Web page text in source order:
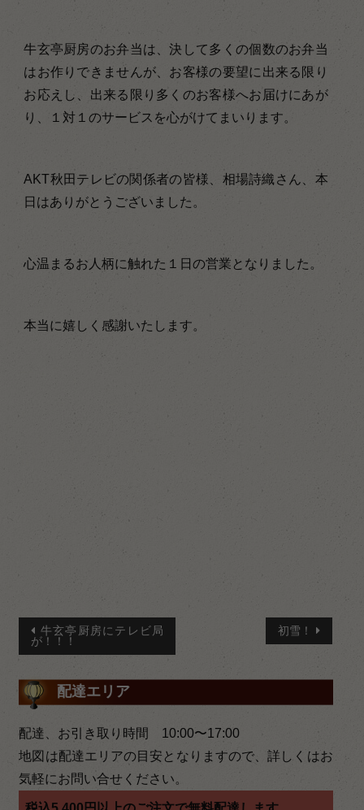
牛玄亭厨房のお弁当は、決して多くの個数のお弁当
はお作りできませんが、お客様の要望に出来る限り
お応えし、出来る限り多くのお客様へお届けにあが
り、１対１のサービスを心がけてまいります。
AKT秋田テレビの関係者の皆様、相場詩織さん、本
日はありがとうございました。
心温まるお人柄に触れた１日の営業となりました。
本当に嬉しく感謝いたします。
投
稿
ナ
ビ
ゲ
ー
牛玄亭厨房にテレビ局
が！！！
初雪！
配達エリア
配達、お引き取り時間 10:00〜17:00
地図は配達エリアの目安となりますので、詳しくはお
気軽にお問い合せください。